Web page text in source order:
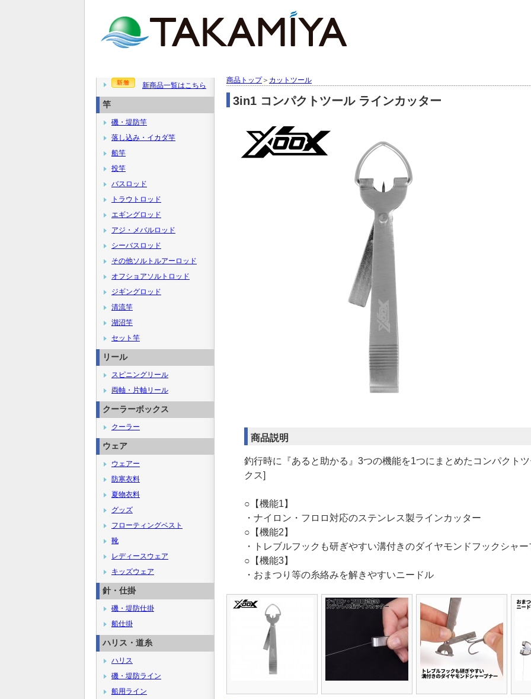
商品トップ＞ カットツール
3in1 コンパクトツール ラインカッター
商品説明
釣行時に『あると助かる』3つの機能を1つにまとめたコンパクト
クス]
○【機能1】
・ナイロン・フロロ対応のステンレス製ラインカッター
○【機能2】
・トレブルフックも研ぎやすい溝付きのダイヤモンドフックシャ
○【機能3】
・おまつり等の糸絡みを解きやすいニードル
新商品一覧はこちら
竿
磯・堤防竿
落し込み・イカダ竿
船竿
投竿
バスロッド
トラウトロッド
エギングロッド
アジ・メバルロッド
シーバスロッド
その他ソルトルアーロッド
オフショアソルトロッド
ジギングロッド
清流竿
湖沼竿
セット竿
リール
スピニングリール
両軸・片軸リール
クーラーボックス
クーラー
ウェア
ウェアー
防寒衣料
夏物衣料
グッズ
フローティングベスト
靴
レディースウェア
キッズウェア
針・仕掛
磯・堤防仕掛
船仕掛
ハリス・道糸
ハリス
磯・堤防ライン
船用ライン